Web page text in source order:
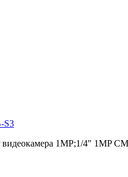
S3
1MP;1/4" 1MP